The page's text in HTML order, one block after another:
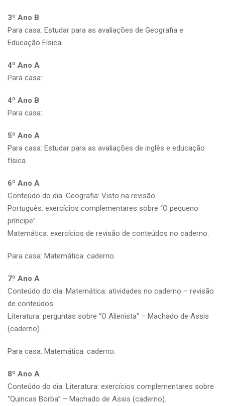
3º Ano B
Para casa: Estudar para as avaliações de Geografia e
Educação Física.
4º Ano A
Para casa:
4º Ano B
Para casa:
5º Ano A
Para casa: Estudar para as avaliações de inglês e educação
física.
6º Ano A
Conteúdo do dia: Geografia: Visto na revisão.
Português: exercícios complementares sobre “O pequeno
príncipe”.
Matemática: exercícios de revisão de conteúdos no caderno.
Para casa: Matemática: caderno.
7º Ano A
Conteúdo do dia: Matemática: atividades no caderno – revisão
de conteúdos.
Literatura: perguntas sobre “O Alienista” – Machado de Assis
(caderno).
Para casa: Matemática: caderno.
8º Ano A
Conteúdo do dia: Literatura: exercícios complementares sobre
“Quincas Borba” – Machado de Assis (caderno).